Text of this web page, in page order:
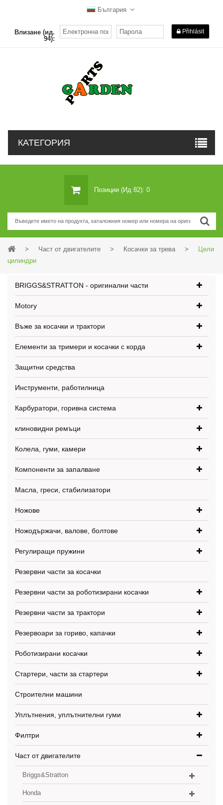
България
Влизане (ид.
94):
Přihlásit
КАТЕГОРИЯ
Позиции (ид 82): 0
> Част от двигателите > Косачки за трева >
Цели
цилиндри
BRIGGS&STRATTON - оригинални части
Motory
Въже за косачки и трактори
Елементи за тримери и косачки с корда
Защитни средства
Инструменти, работилница
Карбуратори, горивна система
клиновидни ремъци
Колела, гуми, камери
Компоненти за запалване
Масла, греси, стабилизатори
Ножове
Ножодържачи, валове, болтове
Регулиращи пружини
Резервни части за косачки
Резервни части за роботизирани косачки
Резервни части за трактори
Резервоари за гориво, капачки
Роботизирани косачки
Стартери, части за стартери
Строителни машини
Уплътнения, уплътнителни гуми
Филтри
Част от двигателите
Briggs&Stratton
Honda